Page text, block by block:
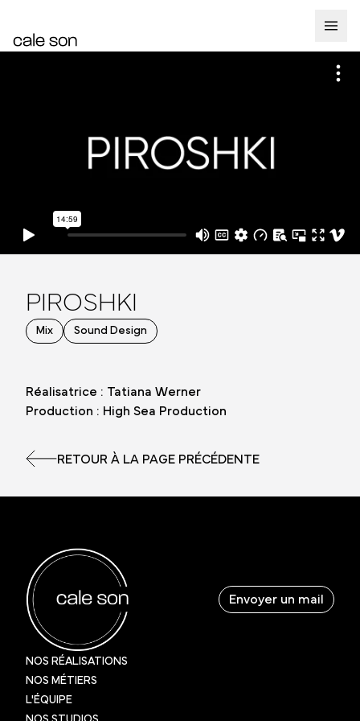
PIROSHKI
Mix Sound Design
Réalisatrice : Tatiana Werner
Production : High Sea Production
RETOUR À LA PAGE PRÉCÉDENTE
Envoyer un mail
NOS RÉALISATIONS
NOS MÉTIERS
L'ÉQUIPE